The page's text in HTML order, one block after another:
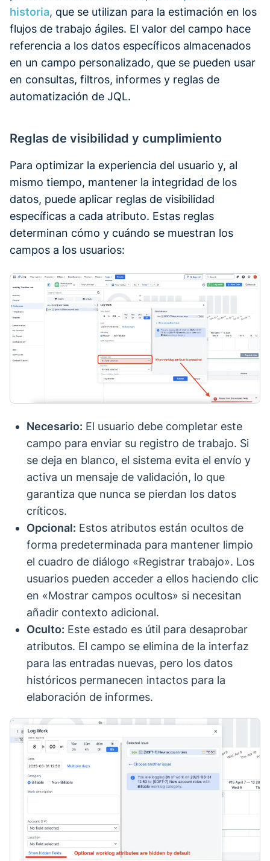
historia, que se utilizan para la estimación en los
flujos de trabajo ágiles. El valor del campo hace
referencia a los datos específicos almacenados
en un campo personalizado, que se pueden usar
en consultas, filtros, informes y reglas de
automatización de JQL.
Reglas de visibilidad y cumplimiento
Para optimizar la experiencia del usuario y, al
mismo tiempo, mantener la integridad de los
datos, puede aplicar reglas de visibilidad
específicas a cada atributo. Estas reglas
determinan cómo y cuándo se muestran los
campos a los usuarios:
Necesario: El usuario debe completar este
campo para enviar su registro de trabajo. Si
se deja en blanco, el sistema evita el envío y
activa un mensaje de validación, lo que
garantiza que nunca se pierdan los datos
críticos.
Opcional: Estos atributos están ocultos de
forma predeterminada para mantener limpio
el cuadro de diálogo «Registrar trabajo». Los
usuarios pueden acceder a ellos haciendo clic
en «Mostrar campos ocultos» si necesitan
añadir contexto adicional.
Oculto: Este estado es útil para desaprobar
atributos. El campo se elimina de la interfaz
para las entradas nuevas, pero los datos
históricos permanecen intactos para la
elaboración de informes.